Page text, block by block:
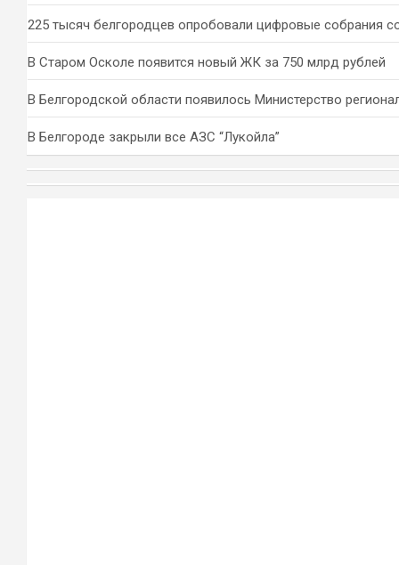
225 тысяч белгородцев опробовали цифровые собрания
В Старом Осколе появится новый ЖК за 750 млрд рублей
В Белгородской области появилось Министерство
В Белгороде закрыли все АЗС “Лукойла”